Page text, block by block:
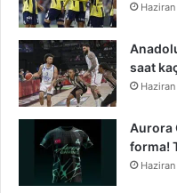
saat
Aurora
forma!